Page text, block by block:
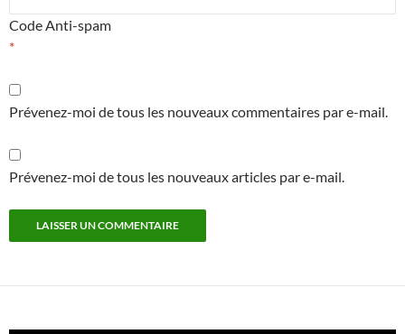
Code Anti-spam
*
Prévenez-moi de tous les nouveaux commentaires par e-mail.
Prévenez-moi de tous les nouveaux articles par e-mail.